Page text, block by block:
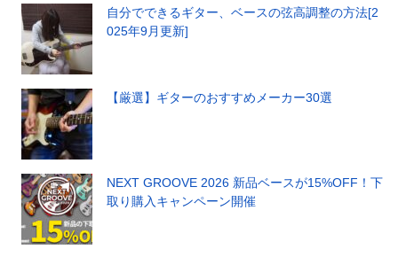
自分でできるギター、ベースの弦高調整の方法[2
025年9月更新]
【厳選】ギターのおすすめメーカー30選
NEXT GROOVE 2026 新品ベースが15%OFF！下
取り購入キャンペーン開催